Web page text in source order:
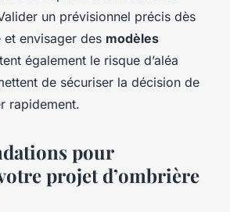
un prévisionnel précis dès
et envisager des modèles
également le risque d’aléa
de sécuriser la décision de
rapidement.
pour
projet d’ombrière